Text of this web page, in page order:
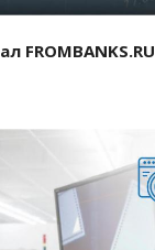
FROMBANKS.RU